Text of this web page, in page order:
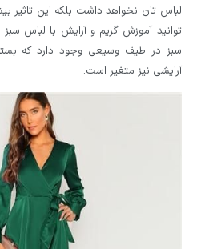
لباس تان نخواهد داشت بلکه این تاثیر
توانید آموزش گریم و آرایش با لباس سبز
سبز در طیف وسیعی وجود دارد که
آرایشی نیز متغیر است.